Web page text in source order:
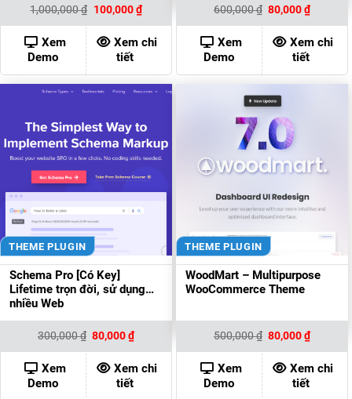
1,000,000₫ Giá
là:
1,000,000 ₫.
100,000₫Giá
hiện
tại
là:
100,000 ₫.
Xem
Demo
Xem chi
tiết
600,000₫ Giá
gốc
là:
600,000 ₫.
80,000₫Giá
hiện
tại
là:
80,000
Xem
Demo
Xem chi
tiết
THEME PLUGIN
Schema Pro [Có Key]
Lifetime trọn đời, sử dụng
nhiều Web
300,000₫ Giá
gốc
là:
300,000 ₫.
80,000₫Giá
hiện
tại
là:
80,000 ₫.
Xem
Demo
Xem chi
tiết
THEME PLUGIN
WoodMart – Multipurpose
WooCommerce Theme
500,000₫ Giá
gốc
là:
500,000 ₫.
80,000₫Giá
hiện
tại
là:
80,000
Xem
Demo
Xem chi
tiết